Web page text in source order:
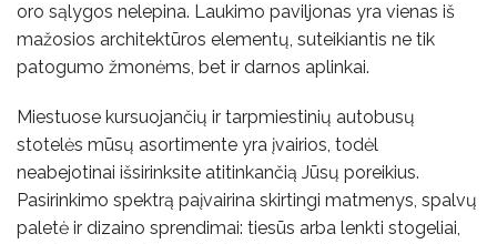
oro sąlygos nelepina. Laukimo paviljonas yra vienas iš
mažosios architektūros elementų, suteikiantis ne tik
patogumo žmonėms, bet ir darnos aplinkai.
Miestuose kursuojančių ir tarpmiestinių autobusų
stotelės mūsų asortimente yra įvairios, todėl
neabejotinai išsirinksite atitinkančią Jūsų poreikius.
Pasirinkimo spektrą paįvairina skirtingi matmenys, spalvų
paletė ir dizaino sprendimai: tiesūs arba lenkti stogeliai,